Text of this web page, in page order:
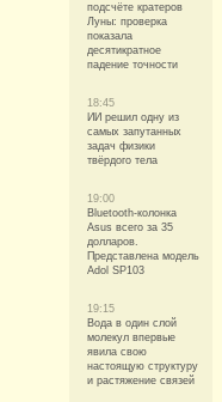
подсчёте кратеров
Луны: проверка
показала
десятикратное
падение точности
18:45
ИИ решил одну из
самых запутанных
задач физики
твёрдого тела
19:00
Bluetooth-колонка
Asus всего за 35
долларов.
Представлена модель
Adol SP103
19:15
Вода в один слой
молекул впервые
явила свою
настоящую структуру
и растяжение связей